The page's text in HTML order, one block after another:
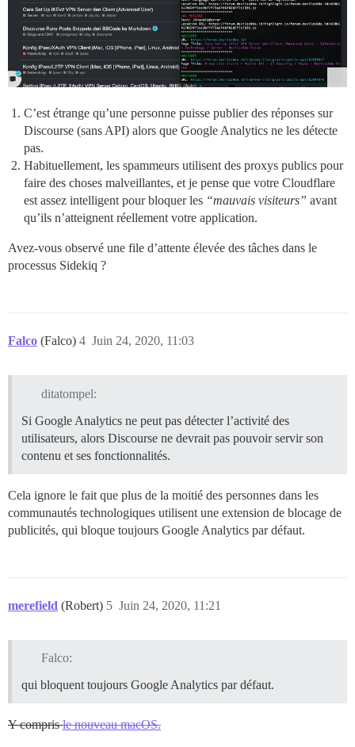
C’est étrange qu’une personne puisse publier des réponses sur
Discourse (sans API) alors que Google Analytics ne les détecte
pas.
Habituellement, les spammeurs utilisent des proxys publics pour
faire des choses malveillantes, et je pense que votre Cloudflare
est assez intelligent pour bloquer les “mauvais visiteurs” avant
qu’ils n’atteignent réellement votre application.
Avez-vous observé une file d’attente élevée des tâches dans le
processus Sidekiq ?
Falco (Falco) Juin 24, 2020, 11:03
4
ditatompel:
Si Google Analytics ne peut pas détecter l’activité des
utilisateurs, alors Discourse ne devrait pas pouvoir servir son
contenu et ses fonctionnalités.
Cela ignore le fait que plus de la moitié des personnes dans les
communautés technologiques utilisent une extension de blocage de
publicités, qui bloque toujours Google Analytics par défaut.
merefield (Robert) Juin 24, 2020, 11:21
5
Falco:
qui bloquent toujours Google Analytics par défaut.
Y comprisle nouveau macOS.